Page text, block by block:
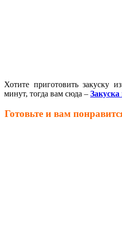
Хотите приготовить закуску
минут, тогда вам сюда –
Готовьте и вам